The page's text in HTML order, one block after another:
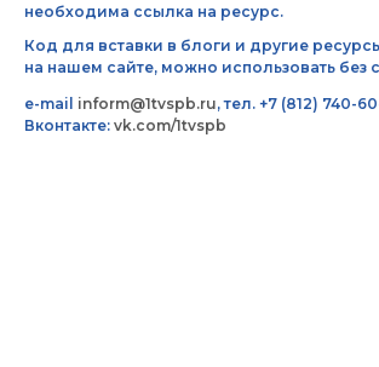
необходима ссылка на ресурс.
Код для вставки в блоги и другие
на нашем сайте, можно использовать без
e-mail inform@1tvspb.ru, тел. +7 (812) 740-
Вконтакте: vk.com/1tvspb